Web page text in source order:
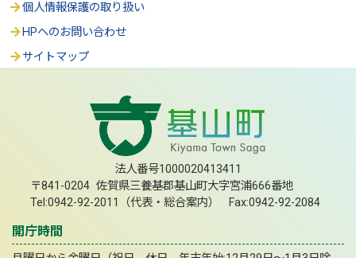
個人情報保護の取り扱い
HPへのお問い合わせ
サイトマップ
法人番号1000020413411
〒841-0204 佐賀県三養基郡基山町大字宮浦666番地
Tel:0942-92-2011（代表・総合案内） Fax:0942-92-2084
開庁時間